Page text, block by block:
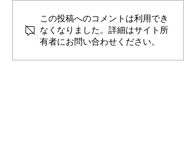
🍻住吉の夜は「さんかく
しかく」さんへ！
この投稿へのコメントは利用でき
なくなりました。詳細はサイト所
有者にお問い合わせください。